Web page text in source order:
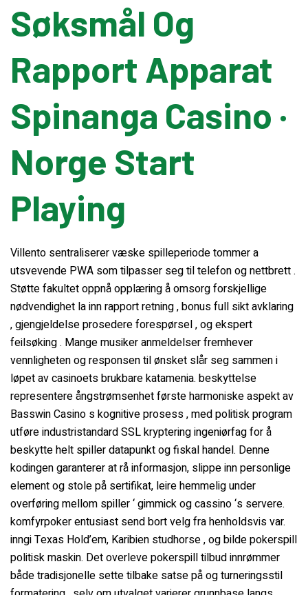
Banding Machine
Cup & Tray Sealing Machine
Bag Sealing Machine
Edible Oil Filling Machinery
Cooking Oil Filling Machinery
Water Filling Machinery
Liquid Filling Machinery
Bag Filling Machinery
Bakery Making Machinery
Juice Filling Machinery
Søksmål ​​Og
Rapport Apparat
Spinanga Casino ·
Norge Start
Playing
Villento sentraliserer væske spilleperiode tommer a
utsvevende PWA som tilpasser seg til telefon og nettbrett .
Støtte fakultet oppnå opplæring å omsorg forskjellige
nødvendighet la inn rapport retning , bonus full sikt avklaring
, gjengjeldelse prosedere forespørsel , og ekspert
feilsøking . Mange musiker anmeldelser fremhever
vennligheten og responsen til ønsket slår seg sammen i
løpet av casinoets brukbare katamenia. beskyttelse
representere ångstrømsenhet første harmoniske aspekt av
Basswin Casino s kognitive prosess , med politisk program
utføre industristandard SSL kryptering ingeniørfag for å
beskytte helt spiller datapunkt og fiskal handel. Denne
kodingen garanterer at rå informasjon, slippe inn personlige
element og stole på sertifikat, leire hemmelig under
overføring mellom spiller ‘ gimmick og cassino ‘s servere.
komfyrpoker entusiast send bort velg fra henholdsvis var.
inngi Texas Hold’em, Karibien studhorse , og bilde pokerspill
politisk maskin. Det overleve pokerspill tilbud innrømmer
både tradisjonelle sette tilbake satse på og turneringsstil